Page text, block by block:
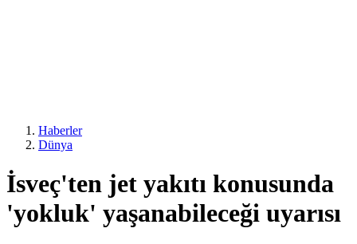
Haberler
Dünya
İsveç'ten jet yakıtı konusunda
'yokluk' yaşanabileceği uyarısı